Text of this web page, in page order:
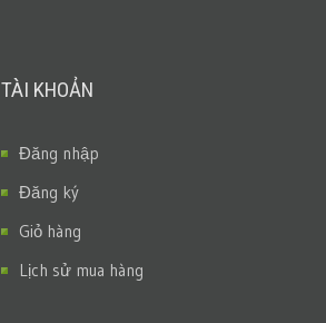
TÀI KHOẢN
Đăng nhập
Đăng ký
Giỏ hàng
Lịch sử mua hàng